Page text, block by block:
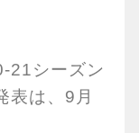
21シーズン
表は、9月